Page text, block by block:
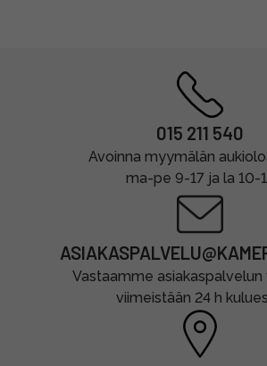
015 211 540
Avoinna myymälän
ma-pe 9-17 ja la 10-
Vastaamme asiakaspalvelun
viimeistään 24 h